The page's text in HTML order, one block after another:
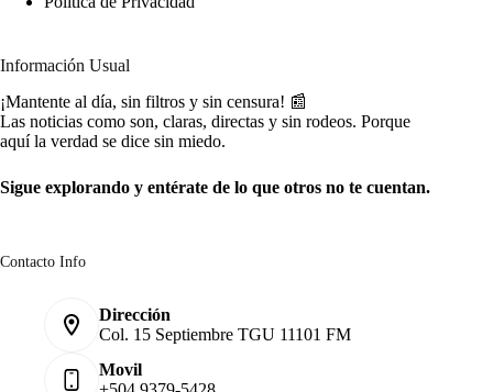
Información Usual
¡Mantente al día, sin filtros y sin censura! 📰
Las noticias como son, claras, directas y sin rodeos. Porque
aquí la verdad se dice sin miedo.
Sigue explorando y entérate de lo que otros no te cuentan.
Contacto Info
Dirección
Col. 15 Septiembre TGU 11101 FM
Movil